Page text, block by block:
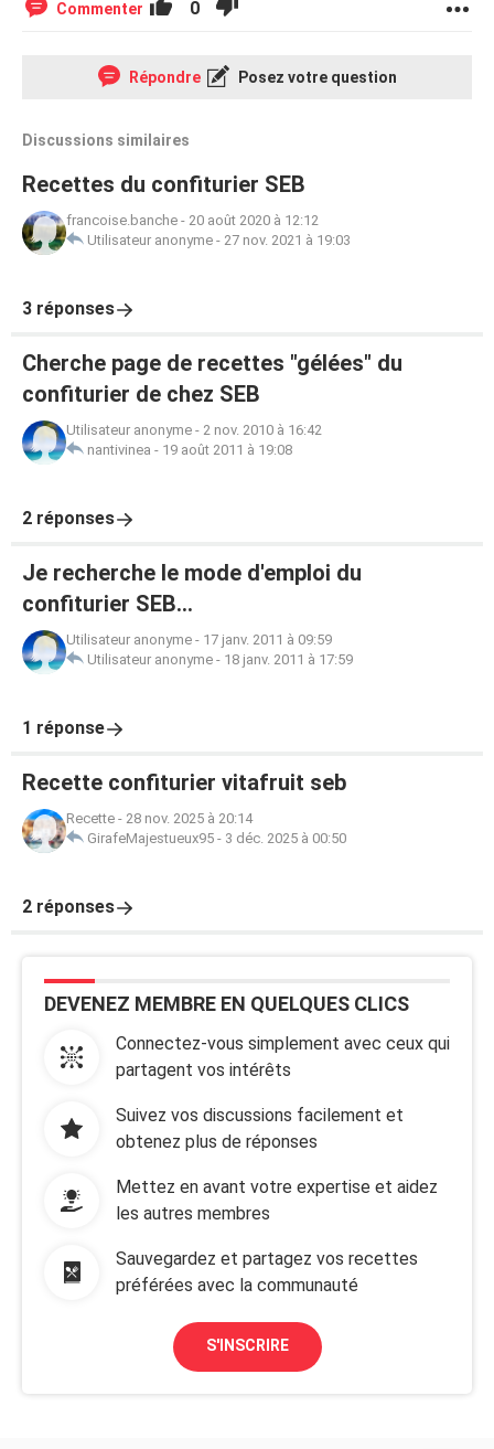
Commenter 0
Répondre Posez votre question
Discussions similaires
Recettes du confiturier SEB
francoise.banche - 20 août 2020 à 12:12
Utilisateur anonyme - 27 nov. 2021 à 19:03
3 réponses
Cherche page de recettes "gélées" du
confiturier de chez SEB
Utilisateur anonyme - 2 nov. 2010 à 16:42
nantivinea - 19 août 2011 à 19:08
2 réponses
Je recherche le mode d'emploi du
confiturier SEB...
Utilisateur anonyme - 17 janv. 2011 à 09:59
Utilisateur anonyme - 18 janv. 2011 à 17:59
1 réponse
Recette confiturier vitafruit seb
Recette - 28 nov. 2025 à 20:14
GirafeMajestueux95 - 3 déc. 2025 à 00:50
2 réponses
DEVENEZ MEMBRE EN QUELQUES CLICS
Connectez-vous simplement avec ceux qui
partagent vos intérêts
Suivez vos discussions facilement et
obtenez plus de réponses
Mettez en avant votre expertise et aidez
les autres membres
Sauvegardez et partagez vos recettes
préférées avec la communauté
S'INSCRIRE